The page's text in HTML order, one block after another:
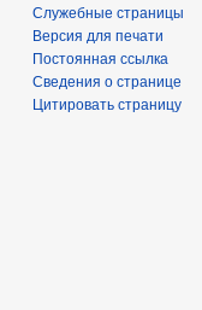
Служебные страницы
Версия для печати
Постоянная ссылка
Сведения о странице
Цитировать страницу